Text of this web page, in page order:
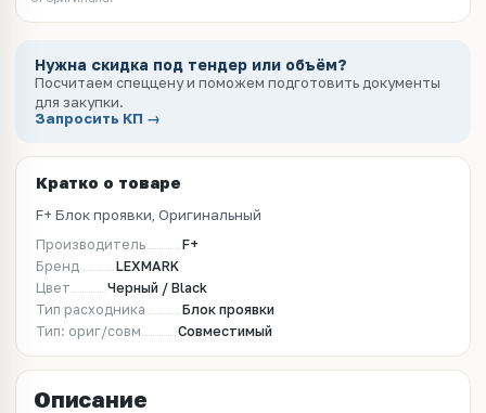
Нужна скидка под тендер или объём?
Посчитаем спеццену и поможем подготовить документы
для закупки.
Запросить КП →
Кратко о товаре
F+ Блок проявки, Оригинальный
Производитель
F+
Бренд
LEXMARK
Цвет
Черный / Black
Тип расходника
Блок проявки
Тип: ориг/совм
Совместимый
Описание